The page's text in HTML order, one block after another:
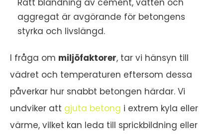
aggregat är avgörande för betongens
styrka och livslängd.
I fråga om miljöfaktorer, tar vi hänsyn till
vädret och temperaturen eftersom dessa
påverkar hur snabbt betongen härdar. Vi
undviker att gjuta betong i extrem kyla eller
värme, vilket kan leda till sprickbildning eller